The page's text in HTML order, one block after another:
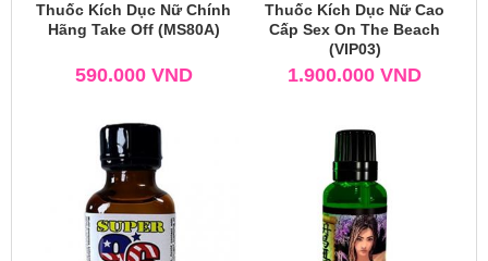
Thuốc Kích Dục Nữ Chính
Hãng Take Off (MS80A)
590.000 VND
Thuốc Kích Dục Nữ Cao
Cấp Sex On The Beach
(VIP03)
1.900.000 VND